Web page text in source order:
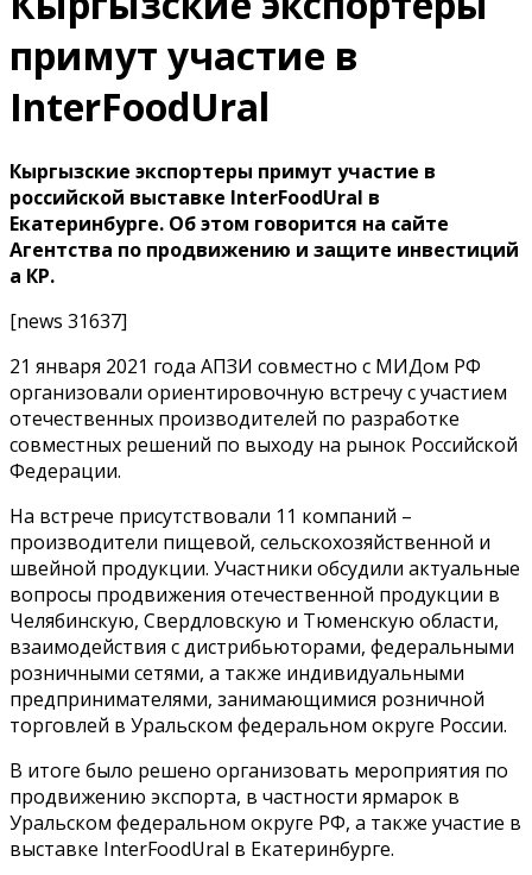
примут участие в
InterFoodUral
Кыргызские экспортеры примут участие в
российской выставке InterFoodUral в
Екатеринбурге. Об этом говорится на сайте
Агентства по продвижению и защите инвестиций
а КР.
[news 31637]
21 января 2021 года АПЗИ совместно с МИДом РФ
организовали ориентировочную встречу с участием
отечественных производителей по разработке
совместных решений по выходу на рынок Российской
Федерации.
На встрече присутствовали 11 компаний –
производители пищевой, сельскохозяйственной и
швейной продукции. Участники обсудили актуальные
вопросы продвижения отечественной продукции в
Челябинскую, Свердловскую и Тюменскую области,
взаимодействия с дистрибьюторами, федеральными
розничными сетями, а также индивидуальными
предпринимателями, занимающимися розничной
торговлей в Уральском федеральном округе России.
В итоге было решено организовать мероприятия по
продвижению экспорта, в частности ярмарок в
Уральском федеральном округе РФ, а также участие в
выставке InterFoodUral в Екатеринбурге.